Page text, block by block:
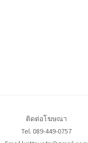
ติดต่อโฆษณา
Tel. 089-449-0757